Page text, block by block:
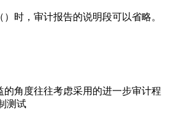
时，审计报告的说明段可以省略。
的角度往往考虑采用的进一步审计程
测试